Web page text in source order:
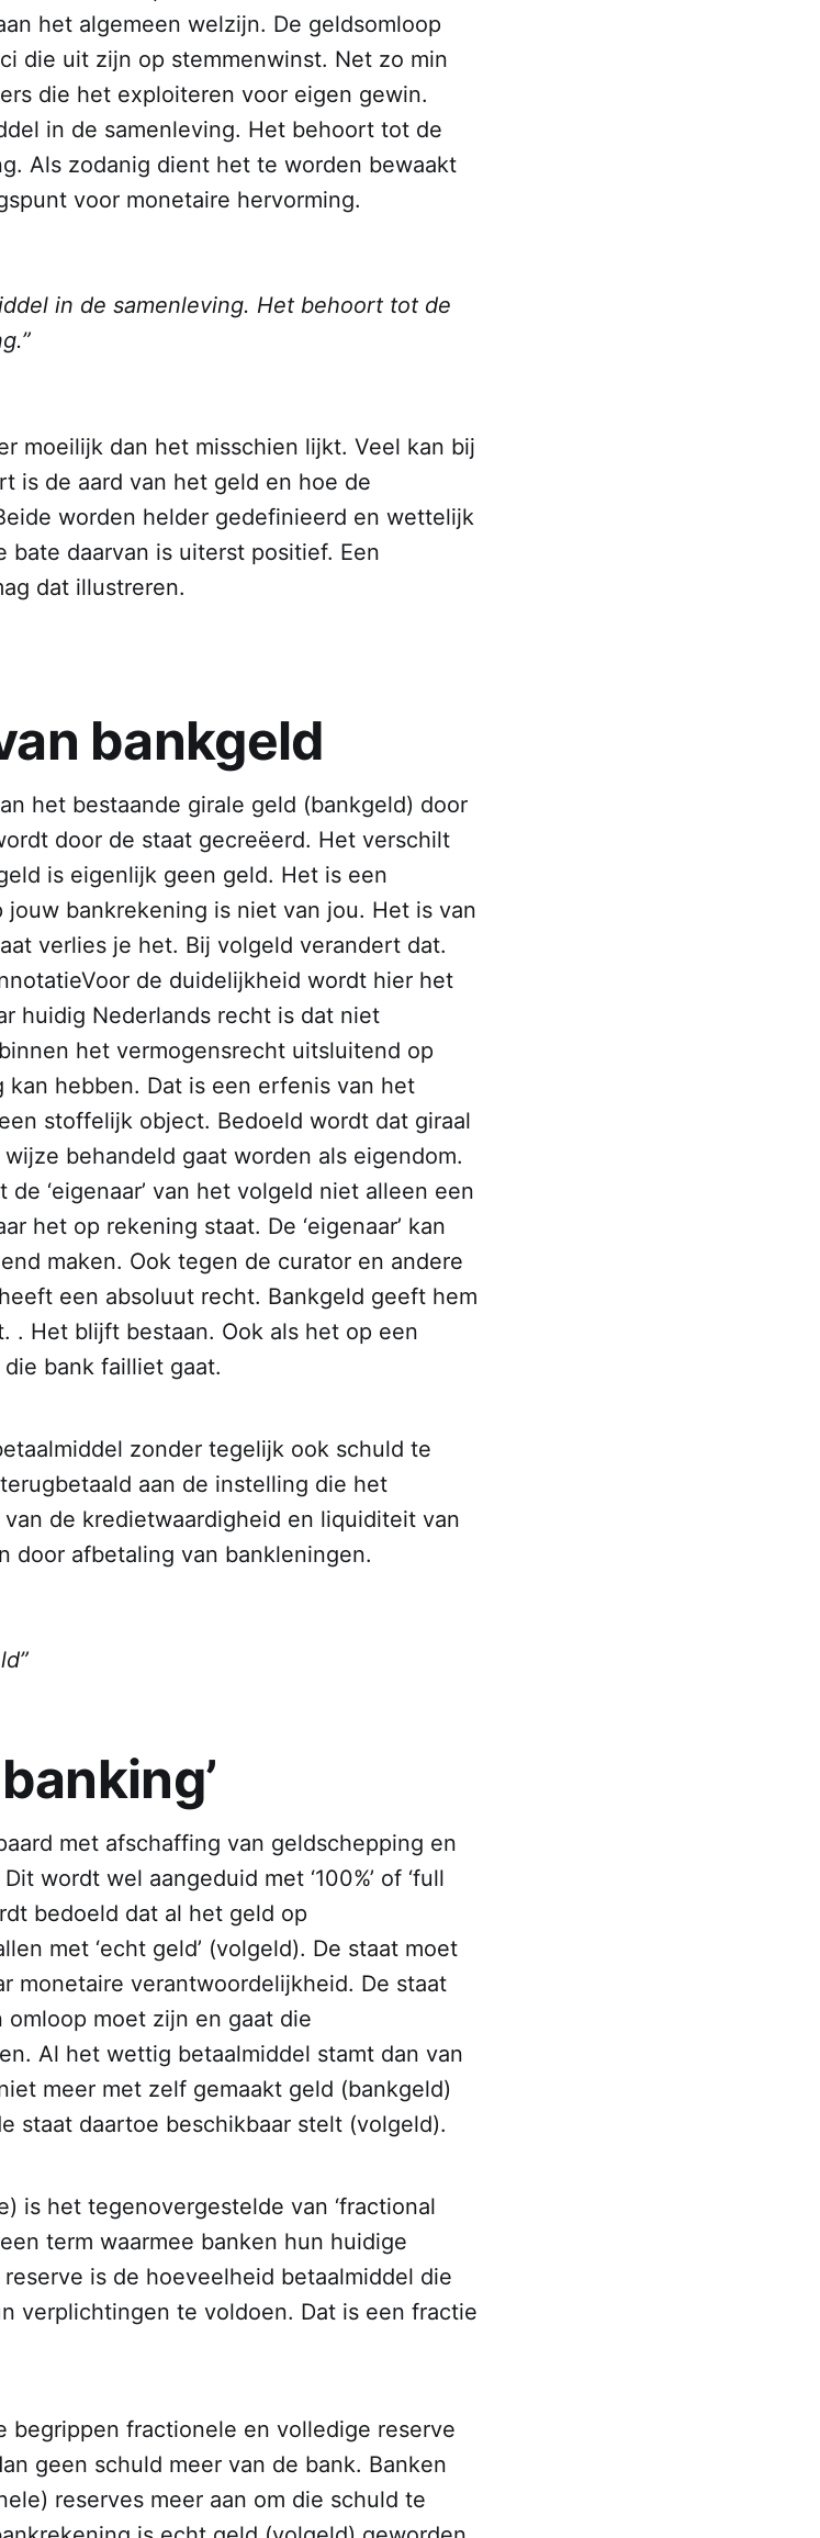
het algemeen welzijn. De geldsomloop
die uit zijn op stemmenwinst. Net zo min
die het exploiteren voor eigen gewin.
in de samenleving. Het behoort tot de
Als zodanig dient het te worden bewaakt
voor monetaire hervorming.
in de samenleving. Het behoort tot de
moeilijk dan het misschien lijkt. Veel kan bij
is de aard van het geld en hoe de
worden helder gedefinieerd en wettelijk
bate daarvan is uiterst positief. Een
dat illustreren.
bankgeld
het bestaande girale geld (bankgeld) door
door de staat gecreëerd. Het verschilt
is eigenlijk geen geld. Het is een
bankrekening is niet van jou. Het is van
verlies je het. Bij volgeld verandert dat.
Voor de duidelijkheid wordt hier het
huidig Nederlands recht is dat niet
het vermogensrecht uitsluitend op
hebben. Dat is een erfenis van het
stoffelijk object. Bedoeld wordt dat giraal
behandeld gaat worden als eigendom.
‘eigenaar’ van het volgeld niet alleen een
het op rekening staat. De ‘eigenaar’ kan
maken. Ook tegen de curator en andere
een absoluut recht. Bankgeld geeft hem
. Het blijft bestaan. Ook als het op een
bank failliet gaat.
zonder tegelijk ook schuld te
aan de instelling die het
de kredietwaardigheid en liquiditeit van
door afbetaling van bankleningen.
met afschaffing van geldschepping en
wordt wel aangeduid met ‘100%’ of ‘full
bedoeld dat al het geld op
met ‘echt geld’ (volgeld). De staat moet
monetaire verantwoordelijkheid. De staat
moet zijn en gaat die
Al het wettig betaalmiddel stamt dan van
meer met zelf gemaakt geld (bankgeld)
staat daartoe beschikbaar stelt (volgeld).
is het tegenovergestelde van ‘fractional
term waarmee banken hun huidige
is de hoeveelheid betaalmiddel die
verplichtingen te voldoen. Dat is een fractie
begrippen fractionele en volledige reserve
geen schuld meer van de bank. Banken
reserves meer aan om die schuld te